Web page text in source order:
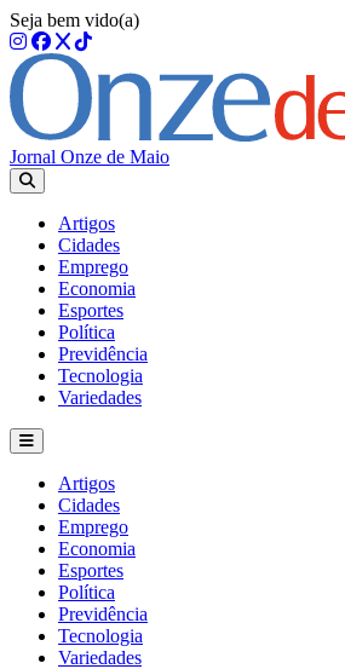
Seja bem vido(a)
Jornal Onze de Maio
Artigos
Cidades
Emprego
Economia
Esportes
Política
Previdência
Tecnologia
Variedades
Artigos
Cidades
Emprego
Economia
Esportes
Política
Previdência
Tecnologia
Variedades